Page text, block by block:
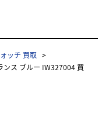
ッチ 買取
ンス ブルー IW327004 買